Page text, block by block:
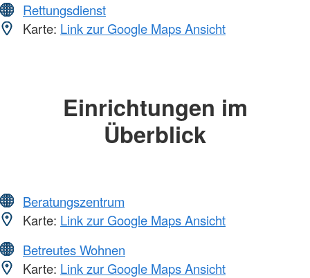
Rettungsdienst
Karte: Link zur Google Maps Ansicht
Einrichtungen im
Überblick
Beratungszentrum
Karte: Link zur Google Maps Ansicht
Betreutes Wohnen
Karte: Link zur Google Maps Ansicht